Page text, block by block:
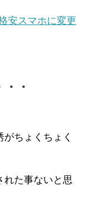
安スマホに変更
・
ちょくちょく
れた事ないと思